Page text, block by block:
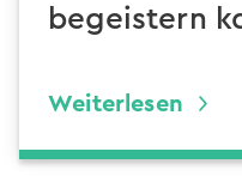
begeistern
Weiterlesen